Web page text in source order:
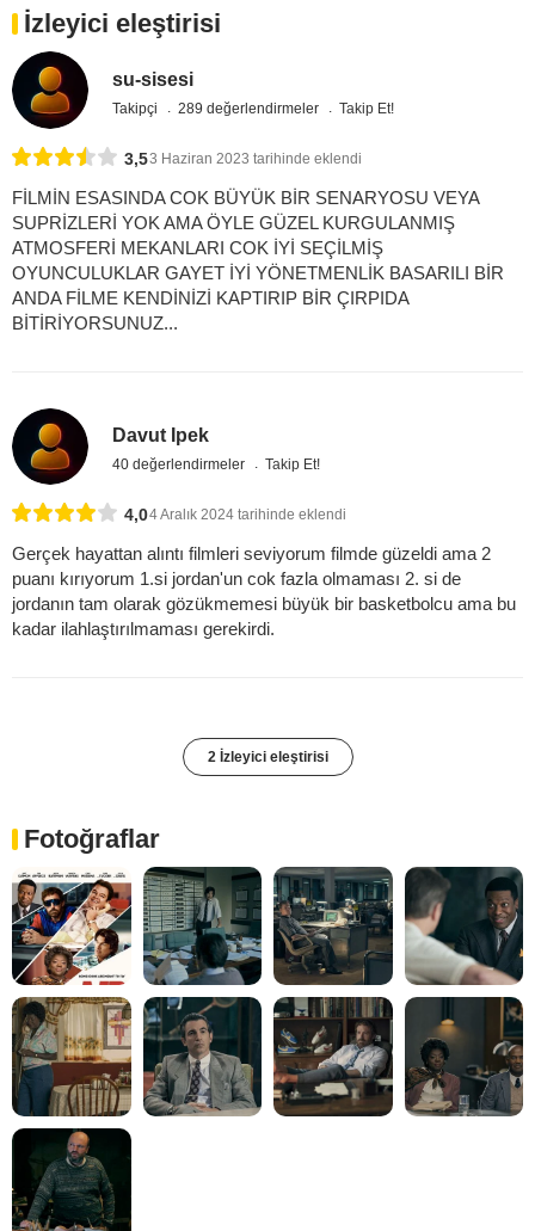
İzleyici eleştirisi
su-sisesi
Takipçi 289 değerlendirmeler Takip Et!
3,53 Haziran 2023 tarihinde eklendi
FİLMİN ESASINDA COK BÜYÜK BİR SENARYOSU VEYA
SUPRİZLERİ YOK AMA ÖYLE GÜZEL KURGULANMIŞ
ATMOSFERİ MEKANLARI COK İYİ SEÇİLMİŞ
OYUNCULUKLAR GAYET İYİ YÖNETMENLİK BASARILI BİR
ANDA FİLME KENDİNİZİ KAPTIRIP BİR ÇIRPIDA
BİTİRİYORSUNUZ...
Davut Ipek
40 değerlendirmeler Takip Et!
4,04 Aralık 2024 tarihinde eklendi
Gerçek hayattan alıntı filmleri seviyorum filmde güzeldi ama 2
puanı kırıyorum 1.si jordan'un cok fazla olmaması 2. si de
jordanın tam olarak gözükmemesi büyük bir basketbolcu ama bu
kadar ilahlaştırılmaması gerekirdi.
2 İzleyici eleştirisi
Fotoğraflar